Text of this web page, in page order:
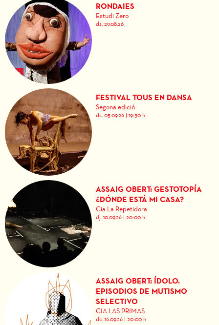
RONDAIES
Estudi Zero
ds. 29.08.26
FESTIVAL TOUS EN DANSA
Segona edició
ds. 05.09.26 |19:30 h
ASSAIG OBERT: GESTOTOPÍA
¿DÓNDE ESTÁ MI CASA?
Cia La Repetidora
dj. 10.09.26 |20:00 h
ASSAIG OBERT: ÍDOLO.
EPISODIOS DE MUTISMO
SELECTIVO
CIA LAS PRIMAS
dc. 16.09.26 |20:00 h